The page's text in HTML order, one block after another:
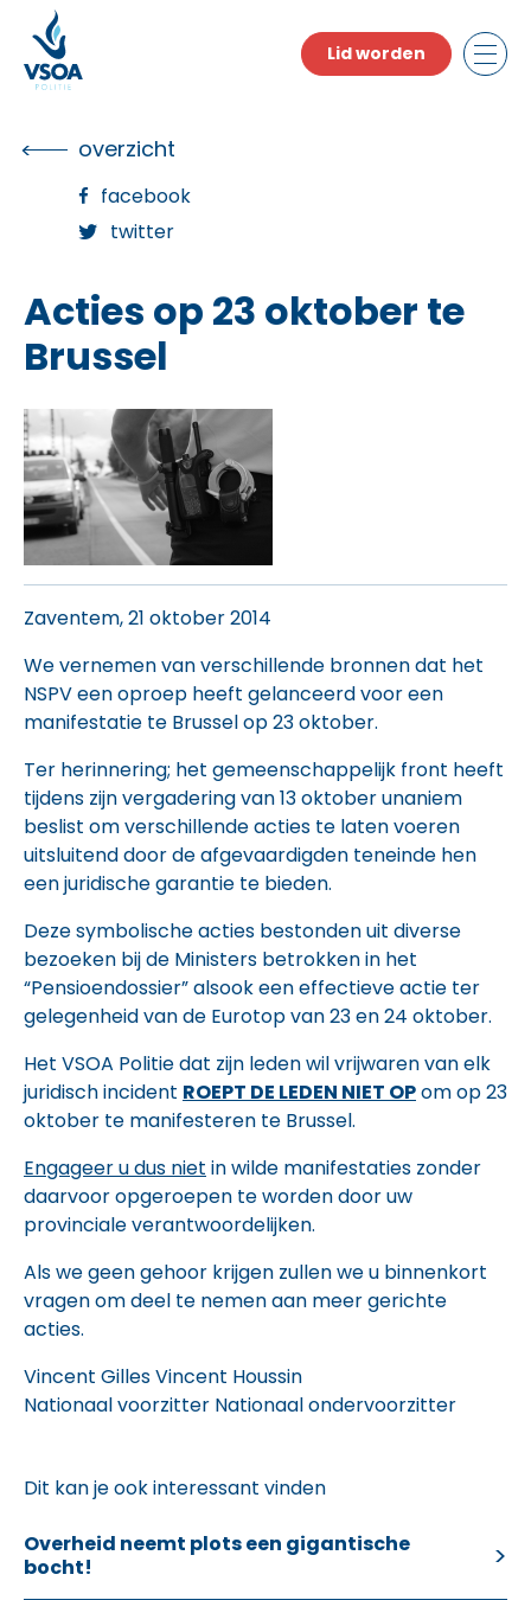
the
content
Lid worden
overzicht
facebook
twitter
Acties op 23 oktober te
Brussel
Zaventem, 21 oktober 2014
We vernemen van verschillende bronnen dat het
NSPV een oproep heeft gelanceerd voor een
manifestatie te Brussel op 23 oktober.
Ter herinnering; het gemeenschappelijk front heeft
tijdens zijn vergadering van 13 oktober unaniem
beslist om verschillende acties te laten voeren
uitsluitend door de afgevaardigden teneinde hen
een juridische garantie te bieden.
Deze symbolische acties bestonden uit diverse
bezoeken bij de Ministers betrokken in het
“Pensioendossier” alsook een effectieve actie ter
gelegenheid van de Eurotop van 23 en 24 oktober.
Het VSOA Politie dat zijn leden wil vrijwaren van elk
juridisch incident ROEPT DE LEDEN NIET OPom op 23
oktober te manifesteren te Brussel.
Engageer u dus niet in wilde manifestaties zonder
daarvoor opgeroepen te worden door uw
provinciale verantwoordelijken.
Als we geen gehoor krijgen zullen we u binnenkort
vragen om deel te nemen aan meer gerichte
acties.
Vincent Gilles Vincent Houssin
Nationaal voorzitter Nationaal ondervoorzitter
Dit kan je ook interessant vinden
Overheid neemt plots een gigantische
bocht!